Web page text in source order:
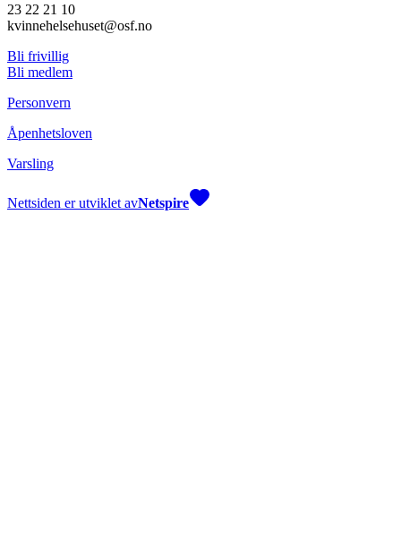
23 22 21 10
kvinnehelsehuset@osf.no
Bli frivillig
Bli medlem
Personvern
Åpenhetsloven
Varsling
Nettsiden er utviklet avNetspire